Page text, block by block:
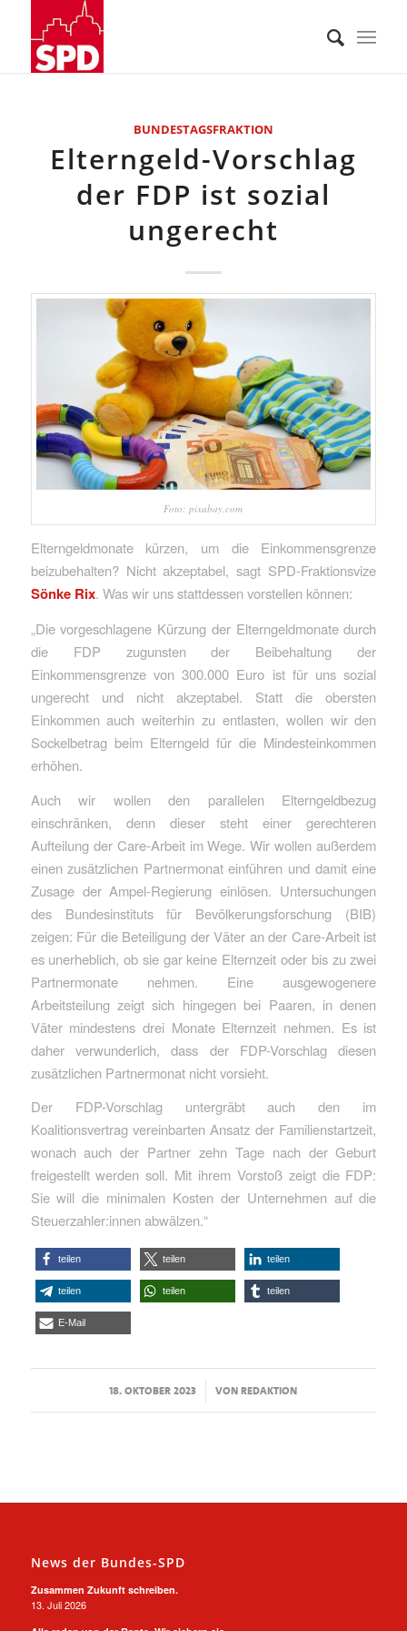
BUNDESTAGSFRAKTION
Elterngeld-Vorschlag
der FDP ist sozial
ungerecht
Foto: pixabay.com
Elterngeldmonate kürzen, um die Einkommensgrenze
beizubehalten? Nicht akzeptabel, sagt SPD-Fraktionsvize
Sönke Rix. Was wir uns stattdessen vorstellen können:
„Die vorgeschlagene Kürzung der Elterngeldmonate durch
die FDP zugunsten der Beibehaltung der
Einkommensgrenze von 300.000 Euro ist für uns sozial
ungerecht und nicht akzeptabel. Statt die obersten
Einkommen auch weiterhin zu entlasten, wollen wir den
Sockelbetrag beim Elterngeld für die Mindesteinkommen
erhöhen.
Auch wir wollen den parallelen Elterngeldbezug
einschränken, denn dieser steht einer gerechteren
Aufteilung der Care-Arbeit im Wege. Wir wollen außerdem
einen zusätzlichen Partnermonat einführen und damit eine
Zusage der Ampel-Regierung einlösen. Untersuchungen
des Bundesinstituts für Bevölkerungsforschung (BIB)
zeigen: Für die Beteiligung der Väter an der Care-Arbeit ist
es unerheblich, ob sie gar keine Elternzeit oder bis zu zwei
Partnermonate nehmen. Eine ausgewogenere
Arbeitsteilung zeigt sich hingegen bei Paaren, in denen
Väter mindestens drei Monate Elternzeit nehmen. Es ist
daher verwunderlich, dass der FDP-Vorschlag diesen
zusätzlichen Partnermonat nicht vorsieht.
Der FDP-Vorschlag untergräbt auch den im
Koalitionsvertrag vereinbarten Ansatz der Familienstartzeit,
wonach auch der Partner zehn Tage nach der Geburt
freigestellt werden soll. Mit ihrem Vorstoß zeigt die FDP:
Sie will die minimalen Kosten der Unternehmen auf die
Steuerzahler:innen abwälzen.“
teilen teilen teilen
teilen teilen teilen
E-Mail
18. OKTOBER 2023
/ VONREDAKTION
News der Bundes-SPD
Zusammen Zukunft schreiben.
13. Juli 2026